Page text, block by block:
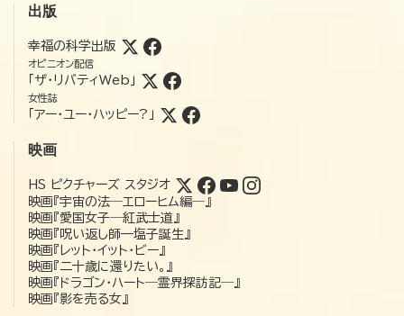
出版
幸福の科学出版
オピニオン配信
「ザ・リバティWeb」
女性誌
「アー・ユー・ハッピー?」
映画
HS ピクチャーズ スタジオ
映画『宇宙の法―エローヒム編―』
映画『愛国女子―紅武士道』
映画『呪い返し師—塩子誕生』
映画『レット・イット・ビー』
映画『二十歳に還りたい。』
映画『ドラゴン・ハート―霊界探訪記―』
映画『影を売る女』